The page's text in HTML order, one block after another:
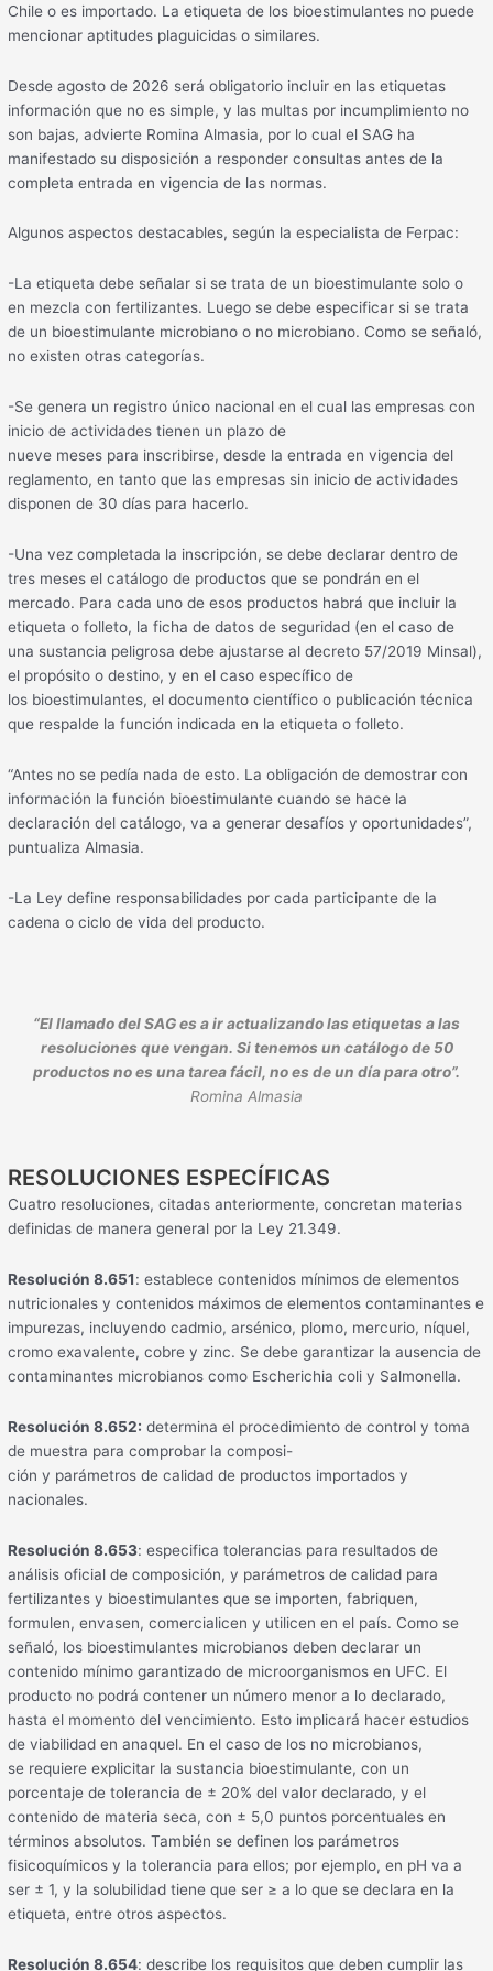
Chile o es importado. La etiqueta de los bioestimulantes no puede
mencionar aptitudes plaguicidas o similares.
Desde agosto de 2026 será obligatorio incluir en las etiquetas
información que no es simple, y las multas por incumplimiento no
son bajas, advierte Romina Almasia, por lo cual el SAG ha
manifestado su disposición a responder consultas antes de la
completa entrada en vigencia de las normas.
Algunos aspectos destacables, según la especialista de Ferpac:
-La etiqueta debe señalar si se trata de un bioestimulante solo o
en mezcla con fertilizantes. Luego se debe especificar si se trata
de un bioestimulante microbiano o no microbiano. Como se señaló,
no existen otras categorías.
-Se genera un registro único nacional en el cual las empresas con
inicio de actividades tienen un plazo de
nueve meses para inscribirse, desde la entrada en vigencia del
reglamento, en tanto que las empresas sin inicio de actividades
disponen de 30 días para hacerlo.
-Una vez completada la inscripción, se debe declarar dentro de
tres meses el catálogo de productos que se pondrán en el
mercado. Para cada uno de esos productos habrá que incluir la
etiqueta o folleto, la ficha de datos de seguridad (en el caso de
una sustancia peligrosa debe ajustarse al decreto 57/2019 Minsal),
el propósito o destino, y en el caso específico de
los bioestimulantes, el documento científico o publicación técnica
que respalde la función indicada en la etiqueta o folleto.
“Antes no se pedía nada de esto. La obligación de demostrar con
información la función bioestimulante cuando se hace la
declaración del catálogo, va a generar desafíos y oportunidades”,
puntualiza Almasia.
-La Ley define responsabilidades por cada participante de la
cadena o ciclo de vida del producto.
“El llamado del SAG es a ir actualizando las etiquetas a las
resoluciones que vengan. Si tenemos un catálogo de 50
productos no es una tarea fácil, no es de un día para otro”.
Romina Almasia
RESOLUCIONES ESPECÍFICAS
Cuatro resoluciones, citadas anteriormente, concretan materias
definidas de manera general por la Ley 21.349.
Resolución 8.651: establece contenidos mínimos de elementos
nutricionales y contenidos máximos de elementos contaminantes e
impurezas, incluyendo cadmio, arsénico, plomo, mercurio, níquel,
cromo exavalente, cobre y zinc. Se debe garantizar la ausencia de
contaminantes microbianos como Escherichia coli y Salmonella.
Resolución 8.652: determina el procedimiento de control y toma
de muestra para comprobar la composi-
ción y parámetros de calidad de productos importados y
nacionales.
Resolución 8.653: especifica tolerancias para resultados de
análisis oficial de composición, y parámetros de calidad para
fertilizantes y bioestimulantes que se importen, fabriquen,
formulen, envasen, comercialicen y utilicen en el país. Como se
señaló, los bioestimulantes microbianos deben declarar un
contenido mínimo garantizado de microorganismos en UFC. El
producto no podrá contener un número menor a lo declarado,
hasta el momento del vencimiento. Esto implicará hacer estudios
de viabilidad en anaquel. En el caso de los no microbianos,
se requiere explicitar la sustancia bioestimulante, con un
porcentaje de tolerancia de ± 20% del valor declarado, y el
contenido de materia seca, con ± 5,0 puntos porcentuales en
términos absolutos. También se definen los parámetros
fisicoquímicos y la tolerancia para ellos; por ejemplo, en pH va a
ser ± 1, y la solubilidad tiene que ser ≥ a lo que se declara en la
etiqueta, entre otros aspectos.
Resolución 8.654: describe los requisitos que deben cumplir las